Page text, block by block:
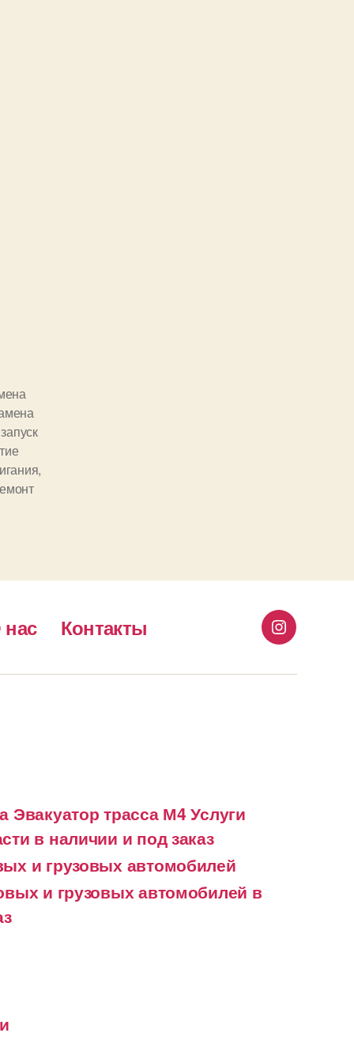
запуск
,
Контакты Instagram
Эвакуатор трасса М4 Услуги
в наличии и под заказ
и грузовых автомобилей
и грузовых автомобилей в